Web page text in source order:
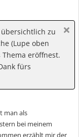
zu
(Lupe oben
eröffnest.
fürs
man als
bei meinem
erzählt mir der